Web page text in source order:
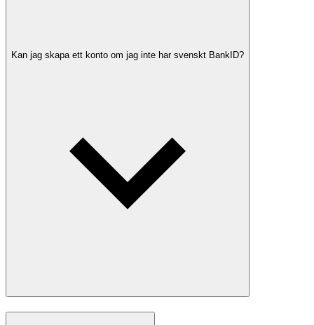
Kan jag skapa ett konto om jag inte har svenskt BankID?